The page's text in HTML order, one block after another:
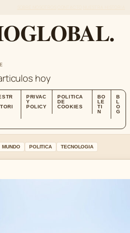
hoy
PRIVAC
Y
POLICY
POLITICA
DE
COOKIES
BO
LE
TI
N
B
L
O
G
MUNDO POLITICA TECNOLOGIA